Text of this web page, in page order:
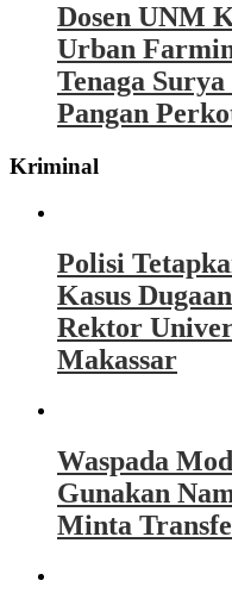
Dosen UNM
Urban
Tenaga
Pangan
Kriminal
Polisi
Kasus
Rektor
Makassar
Waspada
Gunakan
Minta